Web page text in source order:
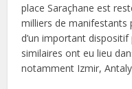
place Saraçhane est
milliers de manifestants
d’un important
similaires ont eu lieu
notamment Izmir,